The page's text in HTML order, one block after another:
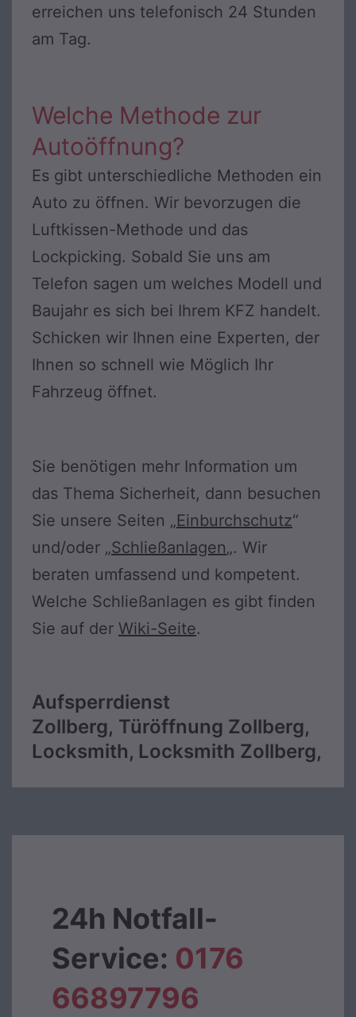
erreichen uns telefonisch 24 Stunden
am Tag.
Welche Methode zur
Autoöffnung?
Es gibt unterschiedliche Methoden ein
Auto zu öffnen. Wir bevorzugen die
Luftkissen-Methode und das
Lockpicking. Sobald Sie uns am
Telefon sagen um welches Modell und
Baujahr es sich bei Ihrem KFZ handelt.
Schicken wir Ihnen eine Experten, der
Ihnen so schnell wie Möglich Ihr
Fahrzeug öffnet.
Sie benötigen mehr Information um
das Thema Sicherheit, dann besuchen
Sie unsere Seiten „Einburchschutz“
und/oder „Schließanlagen„. Wir
beraten umfassend und kompetent.
Welche Schließanlagen es gibt finden
Sie auf der Wiki-Seite.
Aufsperrdienst
Zollberg, Türöffnung Zollberg,
Locksmith, Locksmith Zollberg,
24h Notfall-
Service: 0176
66897796‬